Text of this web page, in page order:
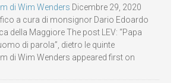
di Wim Wenders Dicembre 29, 2020
a cura di monsignor Dario Edoardo
della Maggiore The post LEV: “Papa
di parola”, dietro le quinte
di Wim Wenders appeared first on